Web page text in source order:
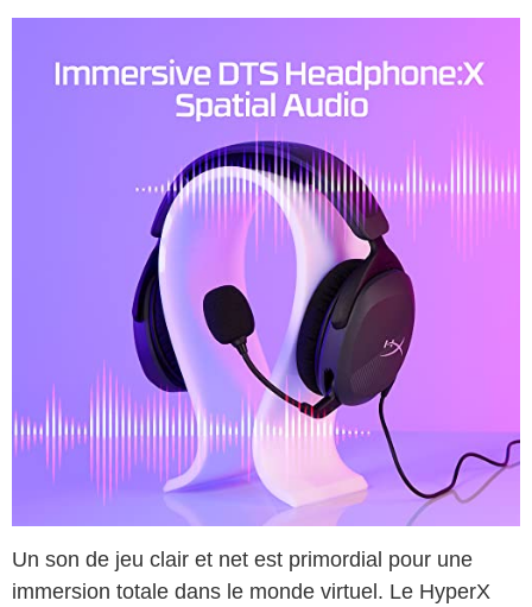
Un son de jeu clair et net est primordial pour une
immersion totale dans le monde virtuel. Le HyperX